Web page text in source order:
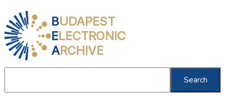
BUDAPEST
ELECTRONIC
ARCHIVE
Search